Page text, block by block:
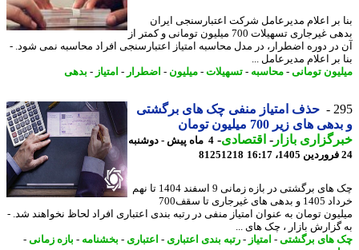
بر اعلام مدیرعامل شرکت اعتبارسنجی ایران
بدهی غیرجاری تسهیلات 700 میلیون تومانی و کمتر از
دوره اضطرار، در مدل محاسبه امتیاز اعتبارسنجی افراد محاسبه نمی شود. -
بر اعلام مدیرعامل ...
تومانی-محاسبه-تسهیلات-میلیون-اضطرار- امتیاز-بدهی
حذف امتیاز منفی چک های برگشتی
های زیر 700 میلیون تومان
بازار- اقتصادی- 4 ماه پیش - دوشنبه
81251218
چک های برگشتی در بازه زمانی 9 اسفند 1404 تا نهم
خرداد 1405 و بدهی های غیرجاری تا سقف700
تومان به عنوان امتیاز منفی در رتبه بندی اعتباری افراد لحاظ نخواهند شد. -
بازار ، چک های ...
های برگشتی-امتیاز-رتبه بندی اعتباری- اعتباری- بخشنامه-بازه زمانی-